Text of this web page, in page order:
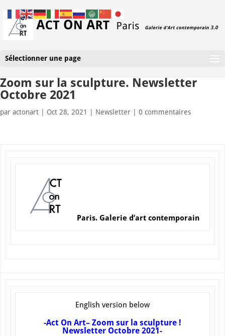
Sélectionner une page
Zoom sur la sculpture. Newsletter
Octobre 2021
par actonart Oct 28, 2021 Newsletter 0 commentaires
Paris. Galerie d’art contemporain
English version below
-Act On Art– Zoom sur la sculpture !
Newsletter Octobre 2021-